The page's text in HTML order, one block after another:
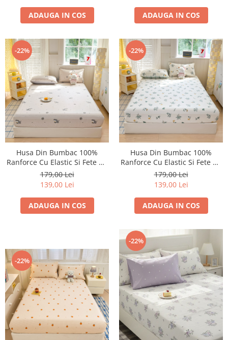
ADAUGA IN COS ADAUGA IN COS
-22%
Husa Din Bumbac 100%
Ranforce Cu Elastic Si Fete De
Perna 160x200cm - Gri Cu
Catei
179,00 Lei
139,00 Lei
ADAUGA IN COS
-22%
Husa Din Bumbac 100%
Ranforce Cu Elastic Si Fete De
Perna 160x200cm - Flori Si
Frunze
179,00 Lei
139,00 Lei
ADAUGA IN COS
-22%
-22%